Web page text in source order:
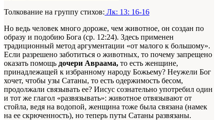
Толкование на группу стихов: Лк: 13: 16-16
Но ведь человек много дороже, чем животное, он создан по
образу и подобию Бога (ср. 12:24). Здесь применен
традиционный метод аргументации «от малого к большому».
Если разрешено заботиться о животных, то почему запрещено
оказать помощь дочери Авраама, то есть женщине,
принадлежащей к избранному народу Божьему? Неужели Бог
хочет, чтобы узы Сатаны, то есть одержимость бесом,
продолжали связывать ее? Иисус сознательно употребил один
и тот же глагол «развязывать»: животное отвязывают от
стойла, ведя на водопой, женщина тоже была связана (намек
на ее скрюченность), но теперь путы Сатаны развязаны.